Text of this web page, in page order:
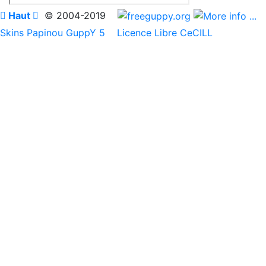
 Haut  © 2004-2019
Skins Papinou GuppY 5
Licence Libre CeCILL